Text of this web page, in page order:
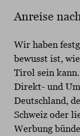
Anreise
Wir haben
bewusst ist,
Tirol sein
Direkt- und
Deutschland,
Schweiz oder
Werbung